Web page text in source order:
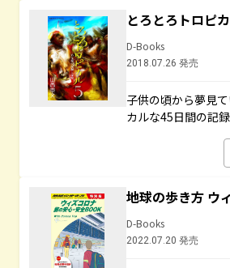
とろとろトロピ
D-Books
2018.07.26 発売
子供の頃から夢見
カルな45日間の記録
地球の歩き方 ウ
D-Books
2022.07.20 発売